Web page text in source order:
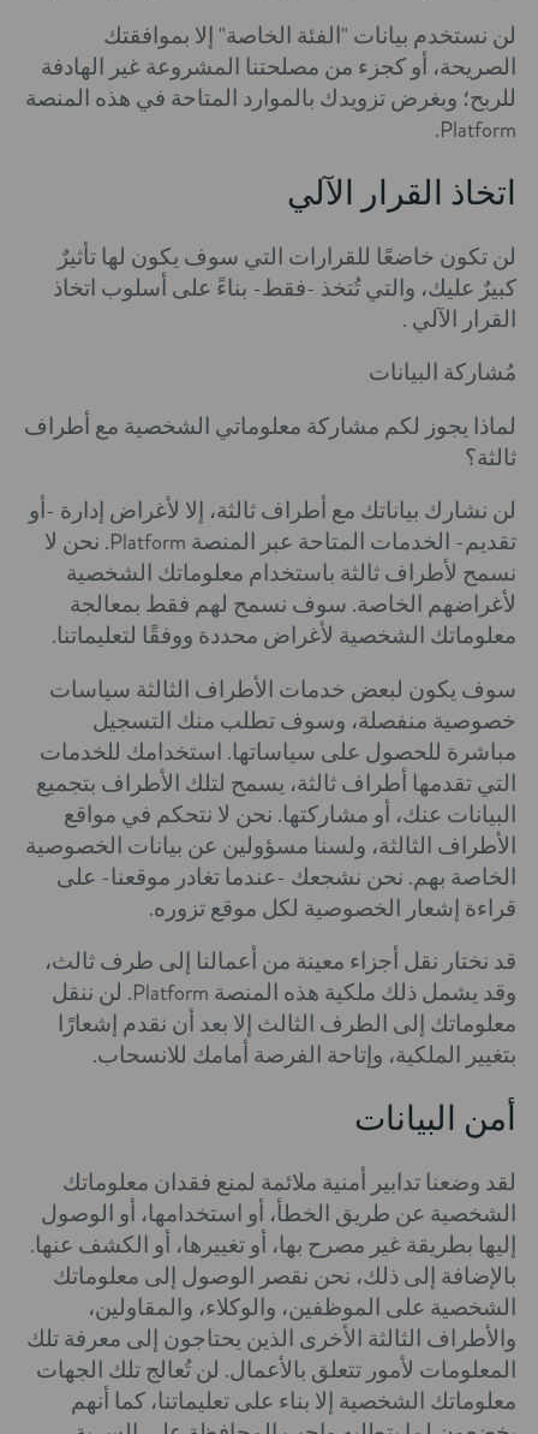
لن نستخدم بيانات "الفئة الخاصة" إلا بموافقتك
الصريحة، أو كجزء من مصلحتنا المشروعة غير الهادفة
للربح؛ وبغرض تزويدك بالموارد المتاحة في هذه المنصة
Platform.
اتخاذ القرار الآلي
لن تكون خاضعًا للقرارات التي سوف يكون لها تأثيرٌ
كبيرٌ عليك، والتي تُتخذ -فقط- بناءً على أسلوب اتخاذ
القرار الآلي .
مُشاركة البيانات
لماذا يجوز لكم مشاركة معلوماتي الشخصية مع أطراف
ثالثة؟
لن نشارك بياناتك مع أطراف ثالثة، إلا لأغراض إدارة -أو
تقديم- الخدمات المتاحة عبر المنصة Platform. نحن لا
نسمح لأطراف ثالثة باستخدام معلوماتك الشخصية
لأغراضهم الخاصة. سوف نسمح لهم فقط بمعالجة
معلوماتك الشخصية لأغراض محددة ووفقًا لتعليماتنا.
سوف يكون لبعض خدمات الأطراف الثالثة سياسات
خصوصية منفصلة، وسوف تطلب منك التسجيل
مباشرة للحصول على سياساتها. استخدامك للخدمات
التي تقدمها أطراف ثالثة، يسمح لتلك الأطراف بتجميع
البيانات عنك، أو مشاركتها. نحن لا نتحكم في مواقع
الأطراف الثالثة، ولسنا مسؤولين عن بيانات الخصوصية
الخاصة بهم. نحن نشجعك -عندما تغادر موقعنا- على
قراءة إشعار الخصوصية لكل موقع تزوره.
قد نختار نقل أجزاء معينة من أعمالنا إلى طرف ثالث،
وقد يشمل ذلك ملكية هذه المنصة Platform. لن ننقل
معلوماتك إلى الطرف الثالث إلا بعد أن نقدم إشعارًا
بتغيير الملكية، وإتاحة الفرصة أمامك للانسحاب.
أمن البيانات
لقد وضعنا تدابير أمنية ملائمة لمنع فقدان معلوماتك
الشخصية عن طريق الخطأ، أو استخدامها، أو الوصول
إليها بطريقة غير مصرح بها، أو تغييرها، أو الكشف عنها.
بالإضافة إلى ذلك، نحن نقصر الوصول إلى معلوماتك
الشخصية على الموظفين، والوكلاء، والمقاولين،
والأطراف الثالثة الأخرى الذين يحتاجون إلى معرفة تلك
المعلومات لأمور تتعلق بالأعمال. لن تُعالج تلك الجهات
معلوماتك الشخصية إلا بناء على تعليماتنا، كما أنهم